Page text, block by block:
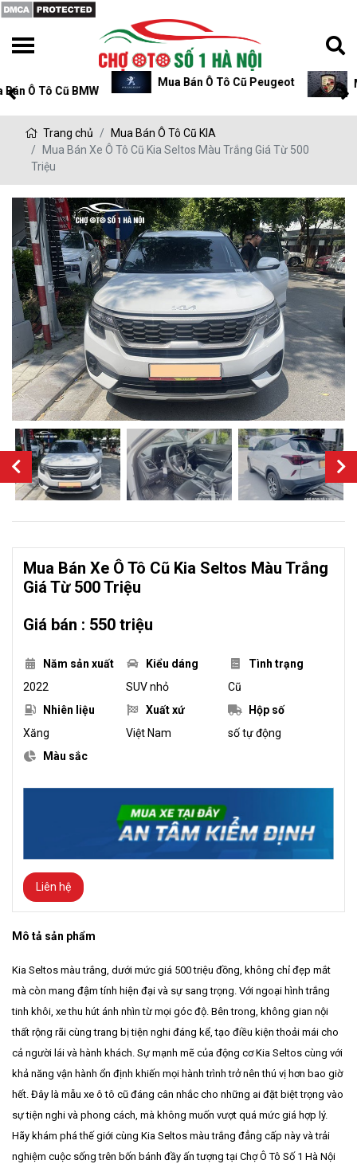
Mua Bán Ô Tô Cũ Peugeot Mua Bán Ô Tô Cũ
Trang chủ
Mua Bán Ô Tô Cũ KIA
Mua Bán Xe Ô Tô Cũ Kia Seltos Màu Trắng Giá Từ 500
Triệu
Mua Bán Xe Ô Tô Cũ Kia Seltos Màu Trắng
Giá Từ 500 Triệu
Giá bán : 550 triệu
Năm sản xuất
2022
Kiểu dáng
SUV nhỏ
Tình trạng
Cũ
Nhiên liệu
Xăng
Xuất xứ
Việt Nam
Hộp số
số tự động
Màu sắc
Liên hệ
Mô tả sản phẩm
Kia Seltos màu trắng, dưới mức giá 500 triệu đồng, không chỉ đẹp mắt
mà còn mang đậm tính hiện đại và sự sang trọng. Với ngoại hình trắng
tinh khôi, xe thu hút ánh nhìn từ mọi góc độ. Bên trong, không gian nội
thất rộng rãi cùng trang bị tiện nghi đáng kể, tạo điều kiện thoải mái cho
cả người lái và hành khách. Sự mạnh mẽ của động cơ Kia Seltos cùng với
khả năng vận hành ổn định khiến mọi hành trình trở nên thú vị hơn bao giờ
hết. Đây là mẫu xe ô tô cũ đáng cân nhắc cho những ai đặt biệt trọng vào
sự tiện nghi và phong cách, mà không muốn vượt quá mức giá hợp lý.
Hãy khám phá thế giới cùng Kia Seltos màu trắng đẳng cấp này và trải
nghiệm cuộc sống trên bốn bánh đầy ấn tượng tại Chợ Ô Tô Số 1 Hà Nội